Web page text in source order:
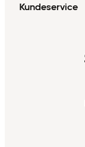
Kundeservice